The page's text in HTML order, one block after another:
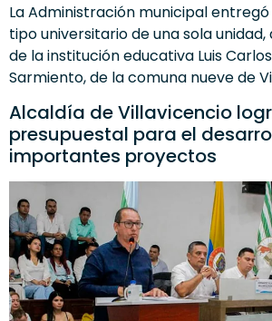
La Administración municipal
tipo universitario de una sola
de la institución educativa Luis
Sarmiento, de la comuna nueve de
Alcaldía de Villavicencio
presupuestal para el
importantes proyectos